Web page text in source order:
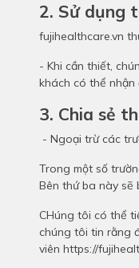
2. Sử dụng
fujihealthcare.vn
- Khi cần thiết,
khách có thể
3. Chia sẻ
- Ngoại trừ các
Trong một số
Bên thứ ba này sẽ
CHúng tôi có thể
chúng tôi tin rằng
viên https://